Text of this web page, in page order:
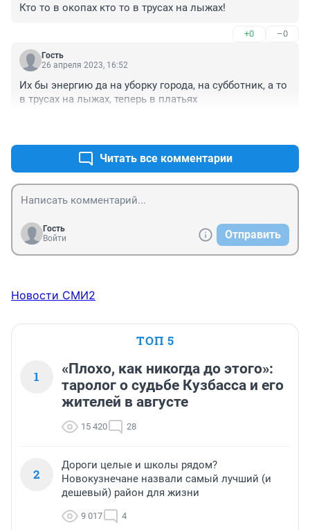
Кто то в окопах кто то в трусах на лыжах!
+0 –0
Гость
26 апреля 2023, 16:52
Их бы энергию да на уборку города, на субботник, а то
в трусах на лыжах, теперь в платьях
Читать все комментарии
Гость
Войти
Отправить
Новости СМИ2
ТОП 5
1
«Плохо, как никогда до этого»:
таролог о судьбе Кузбасса и его
жителей в августе
15 420 28
2
Дороги целые и школы рядом?
Новокузнечане назвали самый лучший (и
дешевый) район для жизни
9 017 4